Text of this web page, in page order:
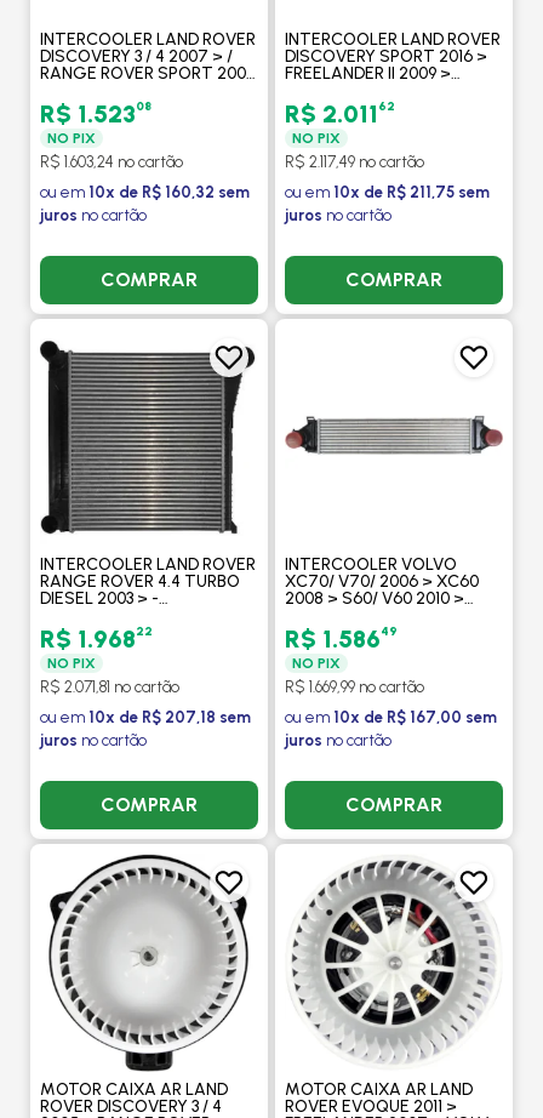
INTERCOOLER LAND ROVER
DISCOVERY 3 / 4 2007 > /
RANGE ROVER SPORT 2008
PROCOOLER
R$ 1.52308
NO PIX
R$ 1.603,24 no cartão
ou em 10x de R$ 160,32 sem
juros no cartão
COMPRAR
INTERCOOLER LAND ROVER
DISCOVERY SPORT 2016 >
FREELANDER II 2009 >
GASOL 2012 > VOLVO V40 /
V60 - PROCOOLER
R$ 2.011 62
NO PIX
R$ 2.117,49 no cartão
ou em 10x de R$ 211,75 sem
juros no cartão
COMPRAR
INTERCOOLER LAND ROVER
RANGE ROVER 4.4 TURBO
DIESEL 2003 > -
R$ 1.96822
NO PIX
R$ 2.071,81 no cartão
ou em 10x de R$ 207,18 sem
juros no cartão
COMPRAR
INTERCOOLER VOLVO
XC70/ V70/ 2006 > XC60
2008 > S60/ V60 2010 >
SI4 2011> FREELANDER II 3.2
V6 - PROCOOLER
R$ 1.58649
NO PIX
R$ 1.669,99 no cartão
ou em 10x de R$ 167,00 sem
juros no cartão
COMPRAR
MOTOR CAIXA AR LAND
ROVER DISCOVERY 3 / 4
MOTOR CAIXA AR LAND
ROVER EVOQUE 2011 >